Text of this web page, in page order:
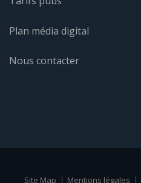
Plan média digital
Nous contacter
Site Map Mentions légales